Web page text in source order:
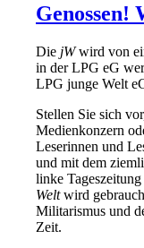
Genossen!
Die jWwird von
in der LPG eG
LPG junge Welt
Stellen Sie sich
Medienkonzern
Leserinnen und
und mit dem
linke
Weltwird
Militarismus und
Zeit.